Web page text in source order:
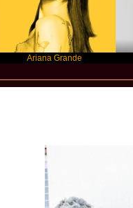
Grande